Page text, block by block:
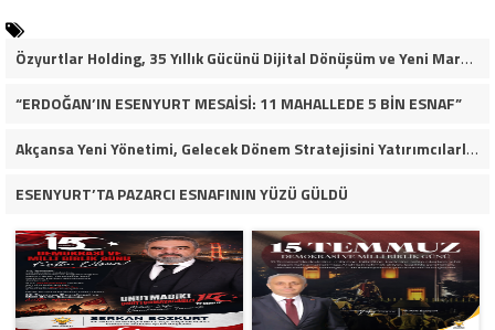
Özyurtlar Holding, 35 Yıllık Gücünü Dijital Dönüşüm ve Yeni Marka Stratejisiyle Geleceğe Taşıyor
“ERDOĞAN’IN ESENYURT MESAİSİ: 11 MAHALLEDE 5 BİN ESNAF”
Akçansa Yeni Yönetimi, Gelecek Dönem Stratejisini Yatırımcılarla Paylaştı
ESENYURT’TA PAZARCI ESNAFININ YÜZÜ GÜLDÜ